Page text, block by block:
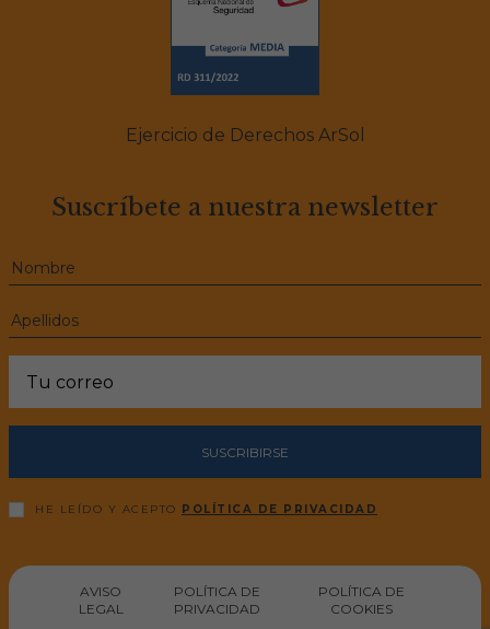
Ejercicio de Derechos ArSol
Suscríbete a nuestra newsletter
SUSCRIBIRSE
HE LEÍDO Y ACEPTO POLÍTICA DE PRIVACIDAD
AVISO
LEGAL
POLÍTICA DE
PRIVACIDAD
POLÍTICA DE
COOKIES